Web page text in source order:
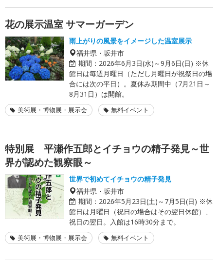
花の展示温室 サマーガーデン
雨上がりの風景をイメージした温室展示
福井県・坂井市
期間： 2026年6月3日(水)～9月6日(日) ※休
館日は毎週月曜日（ただし月曜日が祝祭日の場
合には次の平日）。夏休み期間中（7月21日～
8月31日）は開館。
美術展・博物展・展示会 無料イベント
特別展 平瀬作五郎とイチョウの精子発見～世
界が認めた観察眼～
世界で初めてイチョウの精子発見
福井県・坂井市
期間： 2026年5月23日(土)～7月5日(日) ※休
館日は月曜日（祝日の場合はその翌日休館）、
祝日の翌日。入館は16時30分まで。
美術展・博物展・展示会 無料イベント